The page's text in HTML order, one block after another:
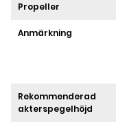
Propeller
Anmärkning
Rekommenderad
akterspegelhöjd